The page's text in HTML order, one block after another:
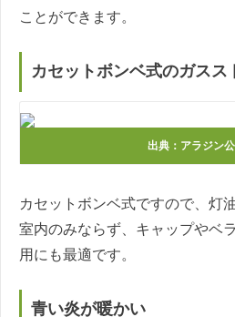
ことができます。
カセットボンベ式のガスス
出典：アラジン
カセットボンベ式ですので、灯
室内のみならず、キャップやベ
用にも最適です。
青い炎が暖かい